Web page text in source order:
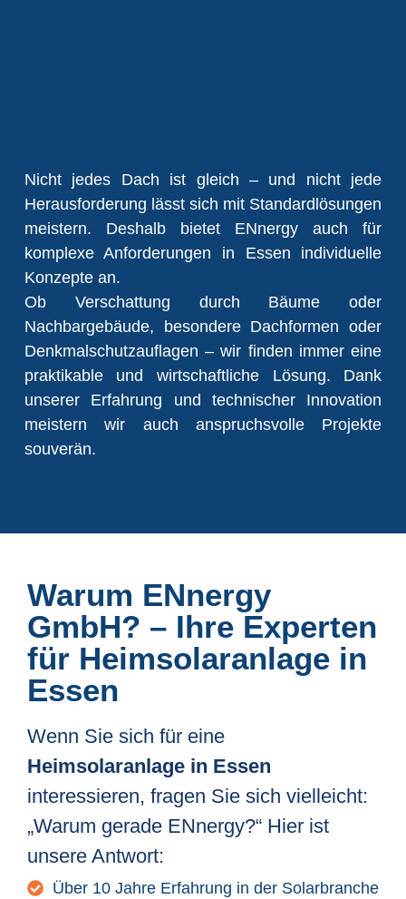
Nicht jedes Dach ist gleich – und nicht jede
Herausforderung lässt sich mit Standardlösungen
meistern. Deshalb bietet ENnergy auch für
komplexe Anforderungen in Essen individuelle
Konzepte an.
Ob Verschattung durch Bäume oder
Nachbargebäude, besondere Dachformen oder
Denkmalschutzauflagen – wir finden immer eine
praktikable und wirtschaftliche Lösung. Dank
unserer Erfahrung und technischer Innovation
meistern wir auch anspruchsvolle Projekte
souverän.
Warum ENnergy
GmbH? – Ihre Experten
für Heimsolaranlage in
Essen
Wenn Sie sich für eine
Heimsolaranlage in Essen
interessieren, fragen Sie sich vielleicht:
„Warum gerade ENnergy?“ Hier ist
unsere Antwort:
Über 10 Jahre Erfahrung in der Solarbranche